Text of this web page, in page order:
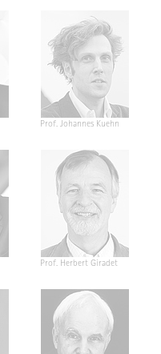
Prof. Johannes Kuehn
Prof. Herbert Giradet